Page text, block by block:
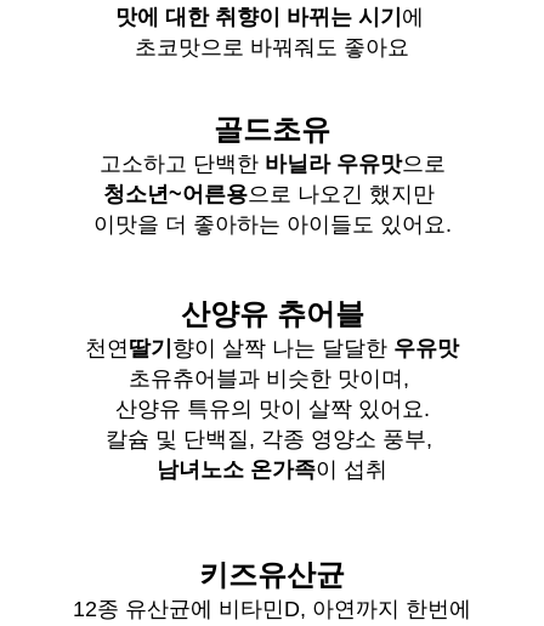
맛에 대한 취향이 바뀌는 시기 에
초코맛으로 바꿔줘도 좋아요
골드초유
고소하고 단백한 바닐라 우유맛으로
청소년~어른용으로 나오긴 했지만
이맛을 더 좋아하는 아이들도 있어요.
산양유 츄어블
천연딸기 향이 살짝 나는 달달한 우유맛
초유츄어블과 비슷한 맛이며,
산양유 특유의 맛이 살짝 있어요.
칼슘 및 단백질, 각종 영양소 풍부,
남녀노소 온가족이 섭취
키즈유산균
12종 유산균에 비타민D, 아연까지 한번에